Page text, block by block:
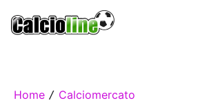
Home / Calciomercato